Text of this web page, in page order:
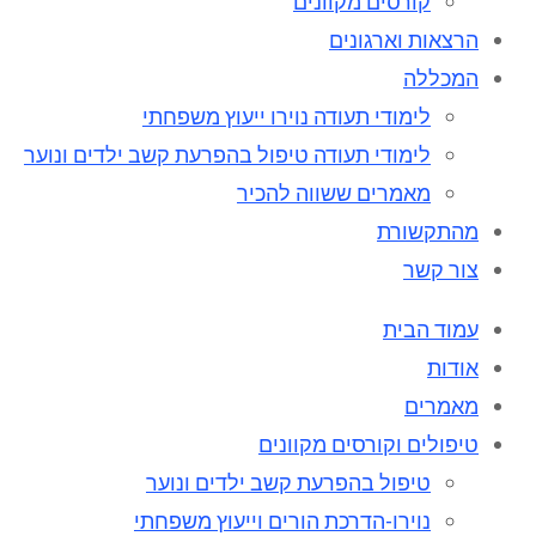
הרצאות וארגונים
המכללה
לימודי תעודה נוירו ייעוץ משפחתי
לימודי תעודה טיפול בהפרעת קשב ילדים ונוער
מאמרים ששווה להכיר
מהתקשורת
צור קשר
עמוד הבית
אודות
מאמרים
טיפולים וקורסים מקוונים
טיפול בהפרעת קשב ילדים ונוער
נוירו-הדרכת הורים וייעוץ משפחתי